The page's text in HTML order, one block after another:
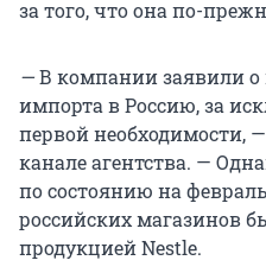
за того, что она по-
—В компании заявили о
импорта в Россию, за
первой необходимости,
канале агентства. —
по состоянию на
российских магазинов
продукцией Nestle.